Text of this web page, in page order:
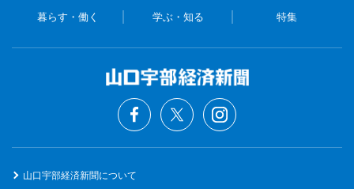
暮らす・働く 学ぶ・知る 特集
山口宇部経済新聞について